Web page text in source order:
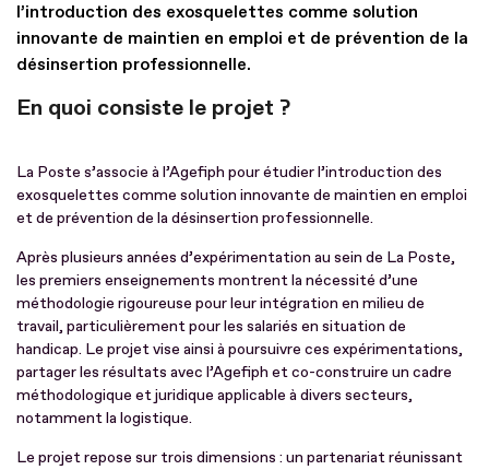
l’introduction des exosquelettes comme solution
innovante de maintien en emploi et de prévention de la
désinsertion professionnelle.
En quoi consiste le projet ?
La Poste s’associe à l’Agefiph pour étudier l’introduction des
exosquelettes comme solution innovante de maintien en emploi
et de prévention de la désinsertion professionnelle.
Après plusieurs années d’expérimentation au sein de La Poste,
les premiers enseignements montrent la nécessité d’une
méthodologie rigoureuse pour leur intégration en milieu de
travail, particulièrement pour les salariés en situation de
handicap. Le projet vise ainsi à poursuivre ces expérimentations,
partager les résultats avec l’Agefiph et co-construire un cadre
méthodologique et juridique applicable à divers secteurs,
notamment la logistique.
Le projet repose sur trois dimensions : un partenariat réunissant